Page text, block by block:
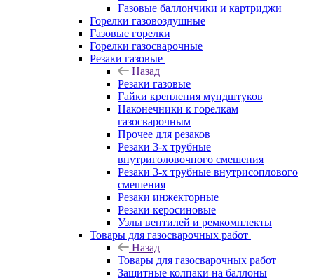
Газовые баллончики и картриджи
Горелки газовоздушные
Газовые горелки
Горелки газосварочные
Резаки газовые
Назад
Резаки газовые
Гайки крепления мундштуков
Наконечники к горелкам
газосварочным
Прочее для резаков
Резаки 3-х трубные
внутриголовочного смешения
Резаки 3-х трубные внутрисоплового
смешения
Резаки инжекторные
Резаки керосиновые
Узлы вентилей и ремкомплекты
Товары для газосварочных работ
Назад
Товары для газосварочных работ
Защитные колпаки на баллоны